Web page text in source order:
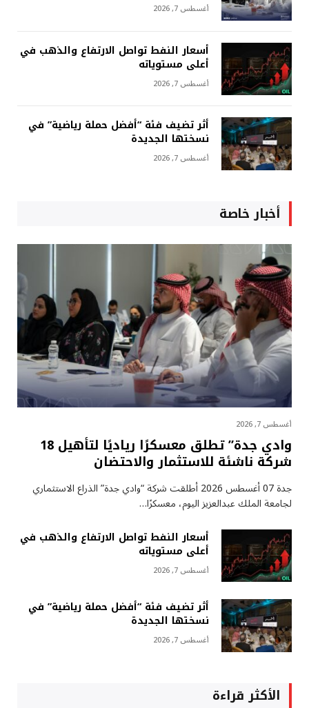
أغسطس 7, 2026
أسعار النفط تواصل الارتفاع والذهب في
أعلى مستوياته
أغسطس 7, 2026
أثر تضيف فئة “أفضل حملة رياضية” في
نسختها الجديدة
أغسطس 7, 2026
أخبار خاصة
أغسطس 7, 2026
وادي جدة” تطلق معسكرًا رياديًا لتأهيل 18
شركة ناشئة للاستثمار والاحتضان
جدة 07 أغسطس 2026 أطلقت شركة “وادي جدة” الذراع الاستثماري
لجامعة الملك عبدالعزيز اليوم، معسكرًا…
أسعار النفط تواصل الارتفاع والذهب في
أعلى مستوياته
أغسطس 7, 2026
أثر تضيف فئة “أفضل حملة رياضية” في
نسختها الجديدة
أغسطس 7, 2026
الأكثر قراءة